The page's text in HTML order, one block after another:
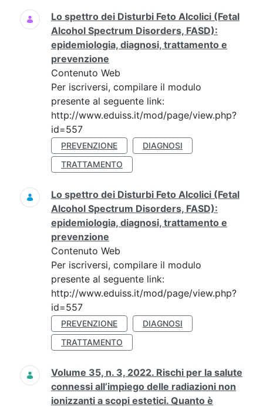
Lo spettro dei Disturbi Feto Alcolici (Fetal
Alcohol Spectrum Disorders, FASD):
epidemiologia, diagnosi, trattamento e
prevenzione
Contenuto Web
Per iscriversi, compilare il modulo
presente al seguente link:
http://www.eduiss.it/mod/page/view.php?
id=557
PREVENZIONE
DIAGNOSI
TRATTAMENTO
Lo spettro dei Disturbi Feto Alcolici (Fetal
Alcohol Spectrum Disorders, FASD):
epidemiologia, diagnosi, trattamento e
prevenzione
Contenuto Web
Per iscriversi, compilare il modulo
presente al seguente link:
http://www.eduiss.it/mod/page/view.php?
id=557
PREVENZIONE
DIAGNOSI
TRATTAMENTO
Volume 35, n. 3, 2022. Rischi per la salute
connessi all’impiego delle radiazioni non
ionizzanti a scopi estetici. Quanto è